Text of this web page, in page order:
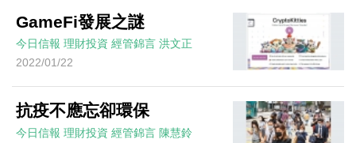
GameFi發展之謎
今日信報 理財投資 經管錦言 洪文正
2022/01/22
抗疫不應忘卻環保
今日信報 理財投資 經管錦言 陳慧鈴